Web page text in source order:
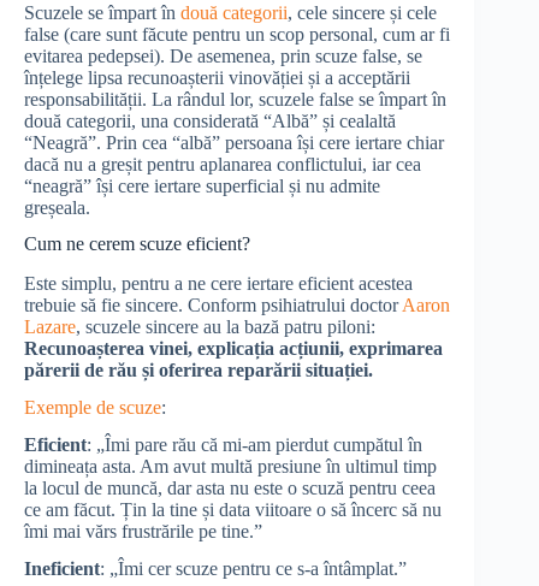
Scuzele se împart în două categorii, cele sincere și cele
false (care sunt făcute pentru un scop personal, cum ar fi
evitarea pedepsei). De asemenea, prin scuze false, se
înțelege lipsa recunoașterii vinovăției și a acceptării
responsabilității. La rândul lor, scuzele false se împart în
două categorii, una considerată “Albă” și cealaltă
“Neagră”. Prin cea “albă” persoana își cere iertare chiar
dacă nu a greșit pentru aplanarea conflictului, iar cea
“neagră” își cere iertare superficial și nu admite
greșeala.
Cum ne cerem scuze eficient?
Este simplu, pentru a ne cere iertare eficient acestea
trebuie să fie sincere. Conform psihiatrului doctorAaron
Lazare, scuzele sincere au la bază patru piloni:
Recunoașterea vinei, explicația acțiunii, exprimarea
părerii de rău și oferirea reparării situației.
Exemple de scuze:
Eficient: „Îmi pare rău că mi-am pierdut cumpătul în
dimineața asta. Am avut multă presiune în ultimul timp
la locul de muncă, dar asta nu este o scuză pentru ceea
ce am făcut. Țin la tine și data viitoare o să încerc să nu
îmi mai vărs frustrările pe tine.”
Ineficient: „Îmi cer scuze pentru ce s-a întâmplat.”